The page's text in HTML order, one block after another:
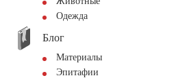
Одежда
Блог
Материалы
Эпитафии